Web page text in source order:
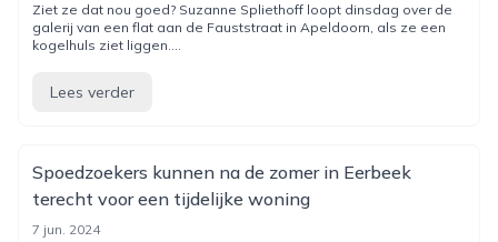
Ziet ze dat nou goed? Suzanne Spliethoff loopt dinsdag over de
galerij van een flat aan de Fauststraat in Apeldoorn, als ze een
kogelhuls ziet liggen....
Lees verder
Spoedzoekers kunnen na de zomer in Eerbeek
terecht voor een tijdelijke woning
7 jun. 2024